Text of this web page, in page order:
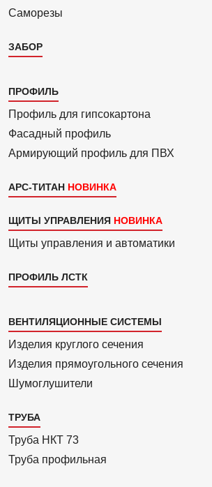
Саморезы
ЗАБОР
Каталог
3
ПРОФИЛЬ
Профиль для гипсо­картона
Фасадный профиль
Армиру­ю­щий профиль для ПВХ
АРС-ТИТАН
ЩИТЫ УПРАВЛЕНИЯ
Щиты управления и автоматики
ПРОФИЛЬ ЛСТК
Каталог
4
ВЕНТИЛЯЦИОННЫЕ СИСТЕМЫ
Изделия круглого сечения
Изделия прямоуголь­ного сечения
Шумоглушители
ТРУБА
Труба НКТ 73
Труба профильная